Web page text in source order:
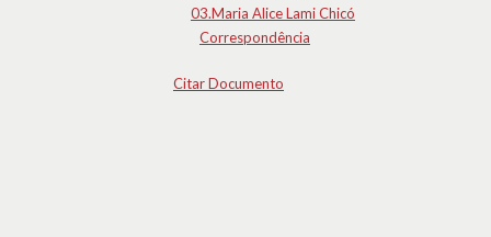
03.Maria Alice Lami Chicó
Correspondência
Citar Documento